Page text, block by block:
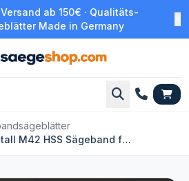
ab 150€ · Qualitäts-
Made in Germany
Intenss PRO Bi-Metall M42 HSS Sägeband für Metall – Bandsägeblatt nach Maß